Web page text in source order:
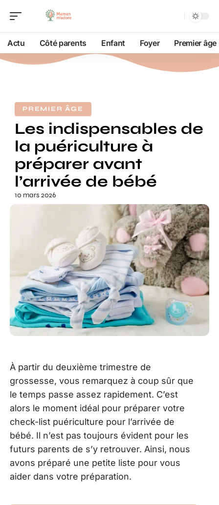
Actu Côté parents Enfant Foyer Premier âge
PREMIER ÂGE
Les indispensables de
la puériculture à
préparer avant
l’arrivée de bébé
10 mars 2026
À partir du deuxième trimestre de
grossesse, vous remarquez à coup sûr que
le temps passe assez rapidement. C’est
alors le moment idéal pour préparer votre
check-list puériculture pour l’arrivée de
bébé. Il n’est pas toujours évident pour les
futurs parents de s’y retrouver. Ainsi, nous
avons préparé une petite liste pour vous
aider dans votre préparation.